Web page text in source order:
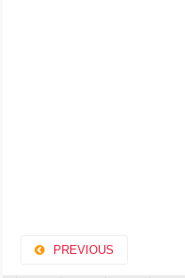
PREVIOUS